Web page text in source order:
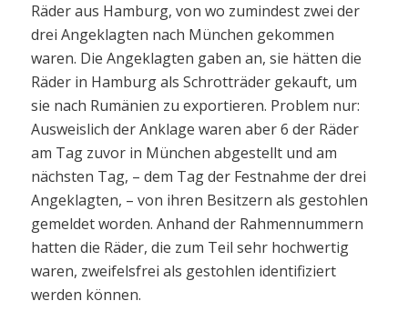
Räder aus Hamburg, von wo zumindest zwei der
drei Angeklagten nach München gekommen
waren. Die Angeklagten gaben an, sie hätten die
Räder in Hamburg als Schrotträder gekauft, um
sie nach Rumänien zu exportieren. Problem nur:
Ausweislich der Anklage waren aber 6 der Räder
am Tag zuvor in München abgestellt und am
nächsten Tag, – dem Tag der Festnahme der drei
Angeklagten, – von ihren Besitzern als gestohlen
gemeldet worden. Anhand der Rahmennummern
hatten die Räder, die zum Teil sehr hochwertig
waren, zweifelsfrei als gestohlen identifiziert
werden können.